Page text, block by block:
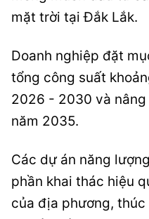
mặt trời tại Đắk Lắk.
Doanh nghiệp đặt
tổng công suất
2026 - 2030 và nâng
năm 2035.
Các dự án năng
phần khai thác hiệu
của địa phương,